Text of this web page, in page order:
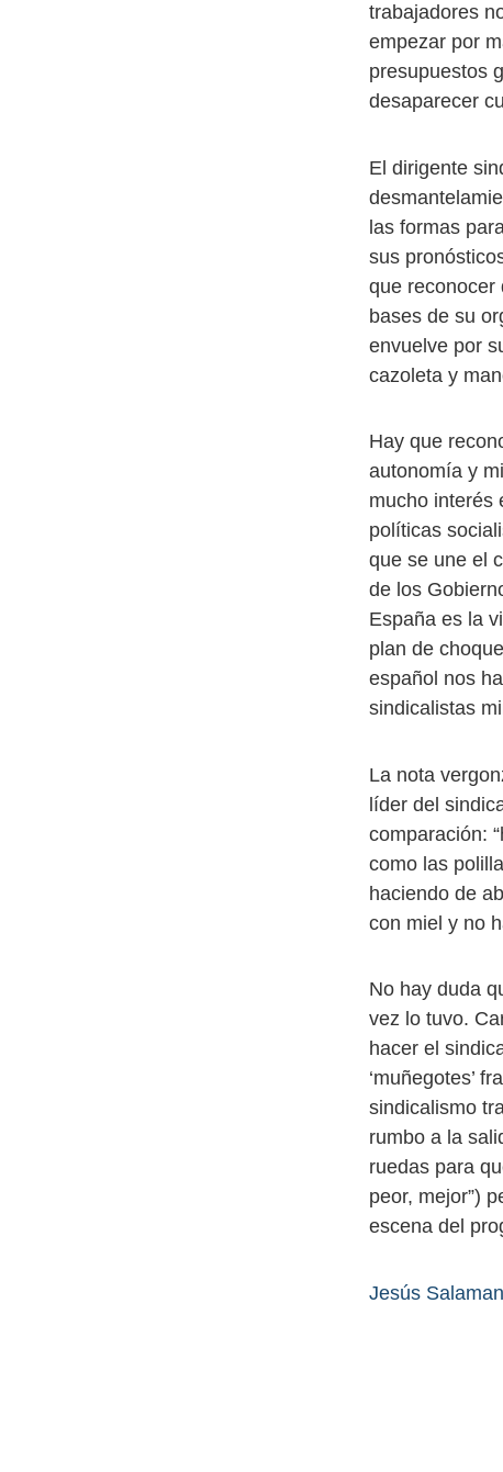
trabajadores
empezar por
presupuestos
desaparecer
El dirigente
las formas
sus
que reconocer
bases de su
envuelve por
cazoleta y
Hay que
autonomía y
mucho interés
políticas
que se une el
de los
España es la
plan de
español nos
sindicalistas
La nota
líder del
comparación:
como las
haciendo de
con miel y no
No hay duda
vez lo tuvo.
hacer el
‘muñegotes’
sindicalismo
rumbo a la
ruedas para
peor, mejor”)
escena del
Jesús